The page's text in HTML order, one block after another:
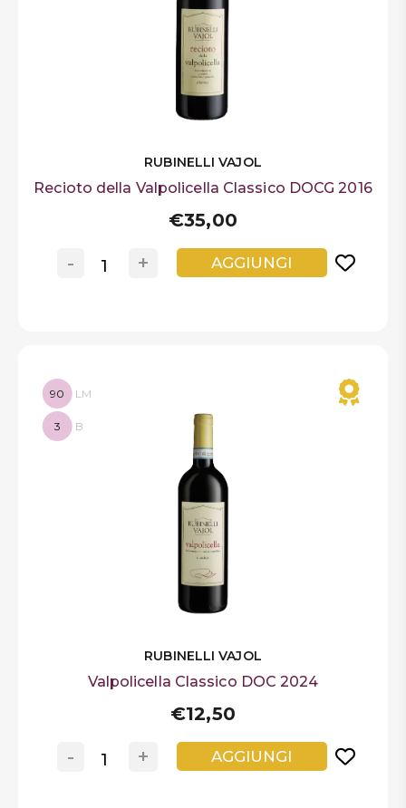
RUBINELLI VAJOL
Recioto della Valpolicella Classico DOCG 2016
€35,00
+
- AGGIUNGI
90 LM
3 B
RUBINELLI VAJOL
Valpolicella Classico DOC 2024
€12,50
+
- AGGIUNGI